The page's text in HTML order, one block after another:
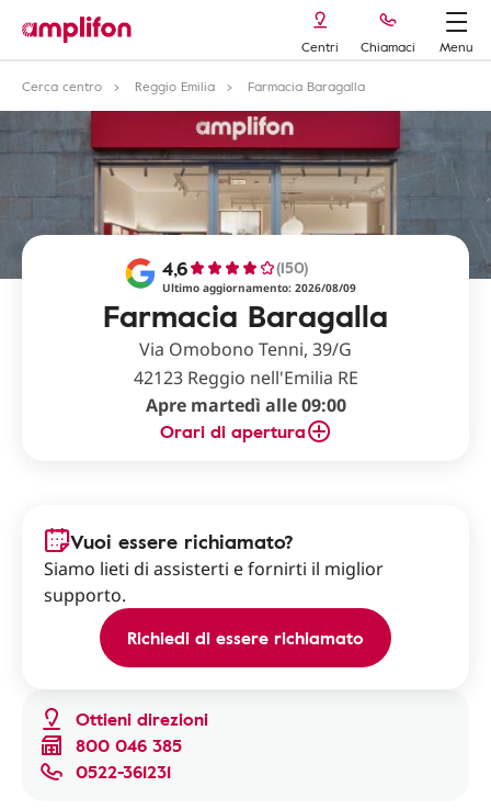
Centri Chiamaci
Menu
Cerca centro
Reggio Emilia Farmacia Baragalla
Farmacia Baragalla
4,6 (150)
Ultimo aggiornamento: 2026/08/09
Via Omobono Tenni, 39/G
42123 Reggio nell'Emilia RE
Apre martedì alle 09:00
Orari di apertura
Ottieni direzioni
800 046 385
0522-361231
Vuoi essere richiamato?
Siamo lieti di assisterti e fornirti il miglior
supporto.
Richiedi di essere richiamato